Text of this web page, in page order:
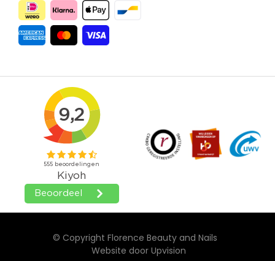
© Copyright Florence Beauty and Nails
Website door Upvision